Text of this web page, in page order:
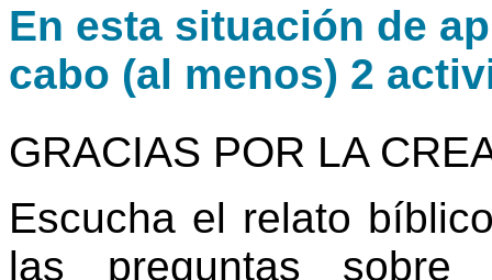
En esta situación de
cabo (al menos) 2
GRACIAS POR LA
Escucha el relato
las preguntas sobre